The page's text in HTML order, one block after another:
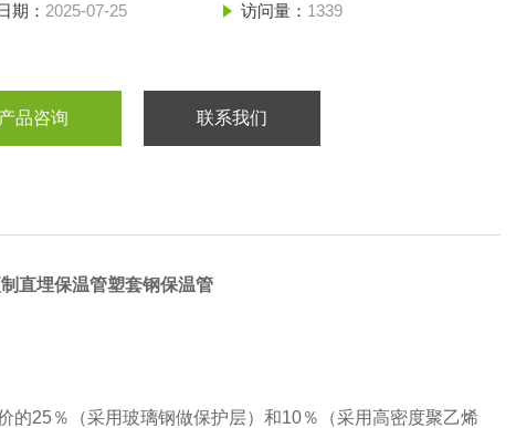
期： 2025-07-25 访问量： 1339
产品咨询 联系我们
直埋保温管塑套钢保温管
25％（采用玻璃钢做保护层）和10％（采用高密度聚乙烯